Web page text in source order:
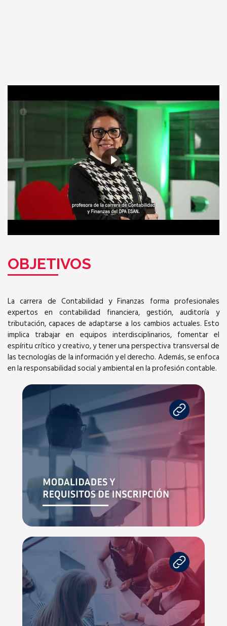
OBJETIVOS
La carrera de Contabilidad y Finanzas forma profesionales
expertos en contabilidad financiera, gestión, auditoría y
tributación, capaces de adaptarse a los cambios actuales. Esto
implica trabajar en equipos interdisciplinarios, fomentar el
espíritu crítico y creativo, y tener una perspectiva transversal de
las tecnologías de la información y el derecho. Además, se enfoca
en la responsabilidad social y ambiental en la profesión contable.